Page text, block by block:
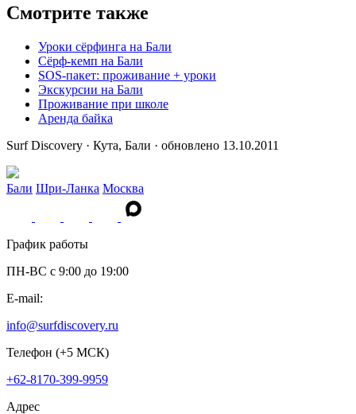
Смотрите также
Уроки сёрфинга на Бали
Сёрф-кемп на Бали
SOS-пакет: проживание + уроки
Экскурсии на Бали
Проживание при школе
Аренда байка
Surf Discovery · Кута, Бали · обновлено 13.10.2011
Бали Шри-Ланка Москва
График работы
ПН-ВС c 9:00 до 19:00
E-mail:
info@surfdiscovery.ru
Телефон (+5 МСК)
+62-8170-399-9959
Адрес